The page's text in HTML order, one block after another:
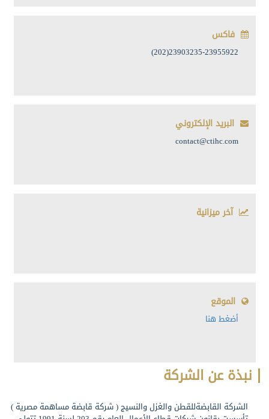
فاكس
23903235-23955922(202)
البريد الإلكتروني
contact@ctihc.com
آخر ميزانية
الموقع
أضغط هنا
نبذة عن الشركة
الشركة القابضةللقطن والغزل والنسيج ( شركة قابضة مساهمة مصرية )